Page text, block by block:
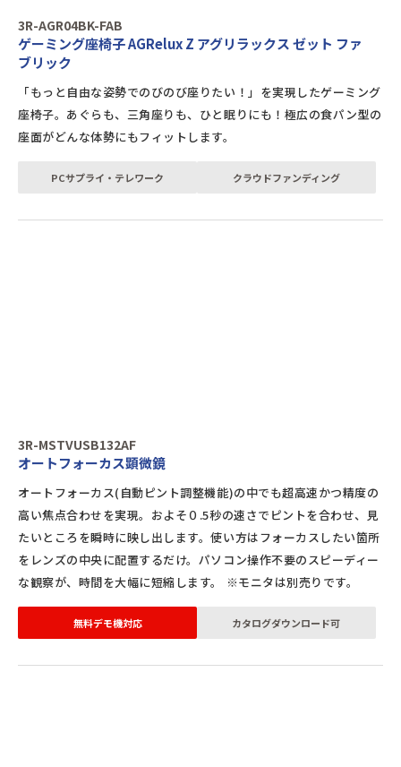
3R-AGR04BK-FAB
ゲーミング座椅子 AGRelux Z アグリラックス ゼット ファ
ブリック
「もっと自由な姿勢でのびのび座りたい！」を実現したゲーミング
座椅子。あぐらも、三角座りも、ひと眠りにも！極広の食パン型の
座面がどんな体勢にもフィットします。
PCサプライ・テレワーク クラウドファンディング
3R-MSTVUSB132AF
オートフォーカス顕微鏡
オートフォーカス(自動ピント調整機能)の中でも超高速かつ精度の
高い焦点合わせを実現。およそ０.5秒の速さでピントを合わせ、見
たいところを瞬時に映し出します。使い方はフォーカスしたい箇所
をレンズの中央に配置するだけ。パソコン操作不要のスピーディー
な観察が、時間を大幅に短縮します。 ※モニタは別売りです。
無料デモ機対応 カタログダウンロード可